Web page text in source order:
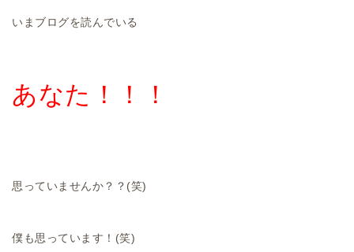
いまブログを読んでいる
あなた！！！
思っていませんか？？(笑)
僕も思っています！(笑)